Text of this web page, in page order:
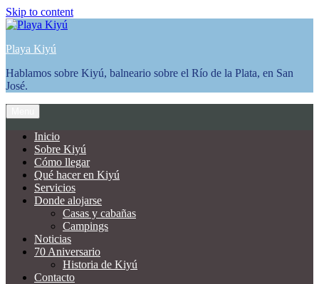
Skip to content
Playa Kiyú
Hablamos sobre Kiyú, balneario sobre el Río de la Plata, en San
José.
Inicio
Sobre Kiyú
Cómo llegar
Qué hacer en Kiyú
Servicios
Donde alojarse
Casas y cabañas
Campings
Noticias
70 Aniversario
Historia de Kiyú
Contacto